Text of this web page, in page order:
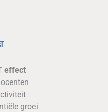
effect
groei